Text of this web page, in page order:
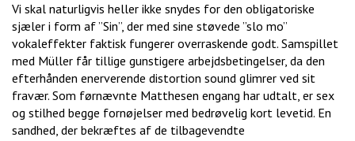
Vi skal naturligvis heller ikke snydes for den obligatoriske
sjæler i form af ”Sin”, der med sine støvede ”slo mo”
vokaleffekter faktisk fungerer overraskende godt. Samspillet
med Müller får tillige gunstigere arbejdsbetingelser, da den
efterhånden enerverende distortion sound glimrer ved sit
fravær. Som førnævnte Matthesen engang har udtalt, er sex
og stilhed begge fornøjelser med bedrøvelig kort levetid. En
sandhed, der bekræftes af de tilbagevendte